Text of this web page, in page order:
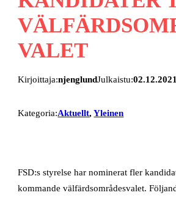
VALET
Kirjoittaja:njenglundJulkaistu:02.12.2021
Kategoria:Aktuellt, Yleinen
FSD:s styrelse har nominerat fler
kommande välfärdsområdesvalet.